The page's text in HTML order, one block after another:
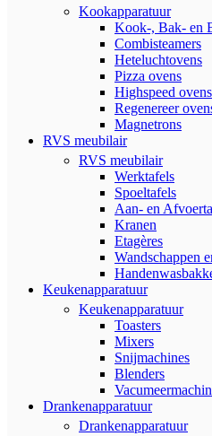
Kookapparatuur
Kook-, Bak- en
Combisteamers
Heteluchtovens
Pizza ovens
Highspeed ovens
Regenereer
Magnetrons
RVS meubilair
RVS meubilair
Werktafels
Spoeltafels
Aan- en
Kranen
Etagères
Wandschappen
Keukenapparatuur
Keukenapparatuur
Toasters
Mixers
Snijmachines
Blenders
Drankenapparatuur
Drankenapparatuur